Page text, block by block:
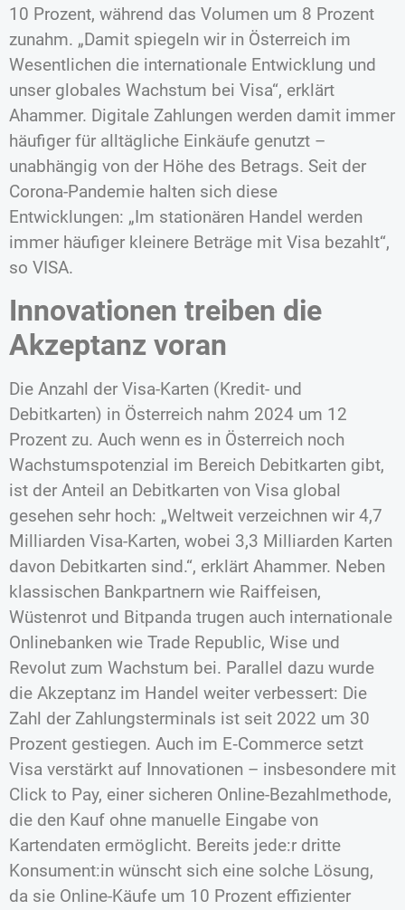
10 Prozent, während das Volumen um 8 Prozent
zunahm. „Damit spiegeln wir in Österreich im
Wesentlichen die internationale Entwicklung und
unser globales Wachstum bei Visa“, erklärt
Ahammer. Digitale Zahlungen werden damit immer
häufiger für alltägliche Einkäufe genutzt –
unabhängig von der Höhe des Betrags. Seit der
Corona-Pandemie halten sich diese
Entwicklungen: „Im stationären Handel werden
immer häufiger kleinere Beträge mit Visa bezahlt“,
so VISA.
Innovationen treiben die
Akzeptanz voran
Die Anzahl der Visa-Karten (Kredit- und
Debitkarten) in Österreich nahm 2024 um 12
Prozent zu. Auch wenn es in Österreich noch
Wachstumspotenzial im Bereich Debitkarten gibt,
ist der Anteil an Debitkarten von Visa global
gesehen sehr hoch: „Weltweit verzeichnen wir 4,7
Milliarden Visa-Karten, wobei 3,3 Milliarden Karten
davon Debitkarten sind.“, erklärt Ahammer. Neben
klassischen Bankpartnern wie Raiffeisen,
Wüstenrot und Bitpanda trugen auch internationale
Onlinebanken wie Trade Republic, Wise und
Revolut zum Wachstum bei. Parallel dazu wurde
die Akzeptanz im Handel weiter verbessert: Die
Zahl der Zahlungsterminals ist seit 2022 um 30
Prozent gestiegen. Auch im E‑Commerce setzt
Visa verstärkt auf Innovationen – insbesondere mit
Click to Pay, einer sicheren Online-Bezahlmethode,
die den Kauf ohne manuelle Eingabe von
Kartendaten ermöglicht. Bereits jede:r dritte
Konsument:in wünscht sich eine solche Lösung,
da sie Online-Käufe um 10 Prozent effizienter